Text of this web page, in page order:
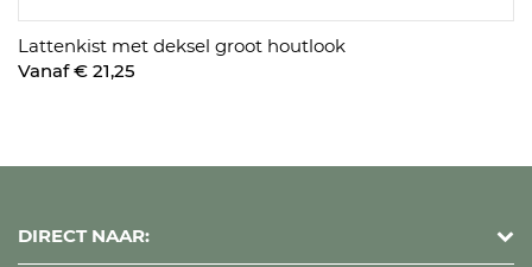
Lattenkist met deksel groot houtlook
Vanaf € 21,25
DIRECT NAAR: